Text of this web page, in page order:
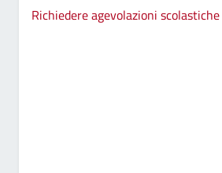
Richiedere agevolazioni scolastiche